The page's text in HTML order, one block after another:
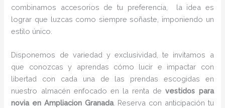
combinamos accesorios de tu preferencia, la idea es
lograr que luzcas como siempre soñaste, imponiendo un
estilo único.
Disponemos de variedad y exclusividad, te invitamos a
que conozcas y aprendas cómo lucir e impactar con
libertad con cada una de las prendas escogidas en
nuestro almacén enfocado en la renta devestidos para
novia en Ampliacion Granada. Reserva con anticipación tu